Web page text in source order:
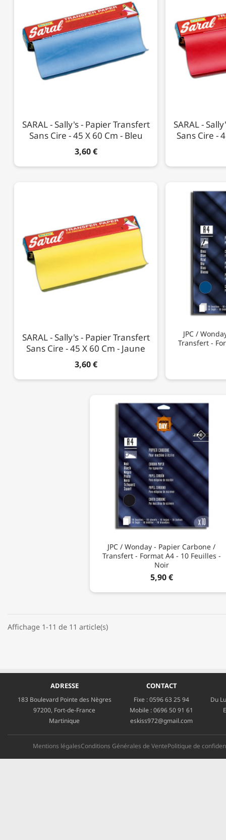
SARAL - Sally's - Papier Transfert
Sans Cire - 45 X 60 Cm - Bleu
3,60 €
SARAL -
Sans Cire -
SARAL - Sally's - Papier Transfert
Sans Cire - 45 X 60 Cm - Jaune
3,60 €
JPC /
Transfert -
JPC / Wonday - Papier Carbone /
Transfert - Format A4 - 10 Feuilles -
Noir
5,90 €
Affichage 1-11 de 11 article(s)
ADRESSE
183 Boulevard Pointe des Nègres
97200, Fort-de-France
Martinique
CONTACT
Fixe :0596 63 25 94
Mobile :0696 50 91 61
eskiss972@gmail.com
Du
Mentions légalesConditions Générales de VentePolitique de